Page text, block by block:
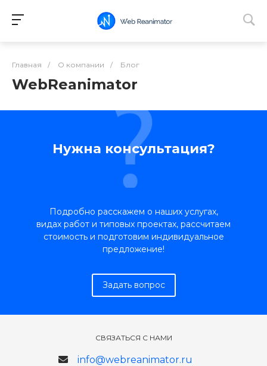
Главная / О компании / Блог
WebReanimator
Нужна консультация?
Подробно расскажем о наших услугах,
видах работ и типовых проектах, рассчитаем
стоимость и подготовим индивидуальное
предложение!
Задать вопрос
СВЯЗАТЬСЯ С НАМИ
info@webreanimator.ru